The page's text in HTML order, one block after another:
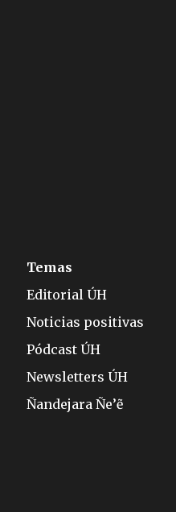
Temas
Editorial ÚH
Noticias positivas
Pódcast ÚH
Newsletters ÚH
Ñandejara Ñe’ẽ